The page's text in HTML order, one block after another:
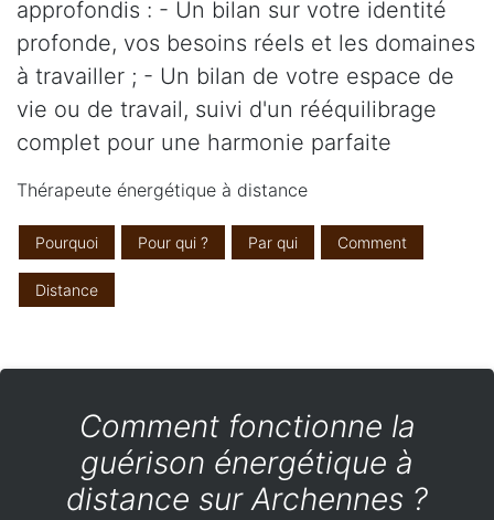
approfondis : - Un bilan sur votre identité
profonde, vos besoins réels et les domaines
à travailler ; - Un bilan de votre espace de
vie ou de travail, suivi d'un rééquilibrage
complet pour une harmonie parfaite
Thérapeute énergétique à distance
Pourquoi Pour qui ? Par qui Comment
Distance
Comment fonctionne la
guérison énergétique à
distance sur Archennes ?